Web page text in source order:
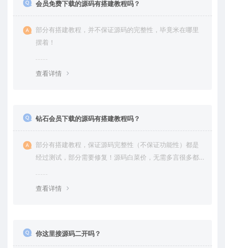
会员免费下载的源码有搭建教程吗？
部分有搭建教程，并不保证源码的完整性，毕竟米在哪里
摆着！
查看详情
钻石会员下载的源码有搭建教程吗？
部分有搭建教程，保证源码完整性（不保证功能性）都是
经过测试，部分需要修复！源码白菜价，无需多言很多都
查看详情
你这里接源码二开吗？